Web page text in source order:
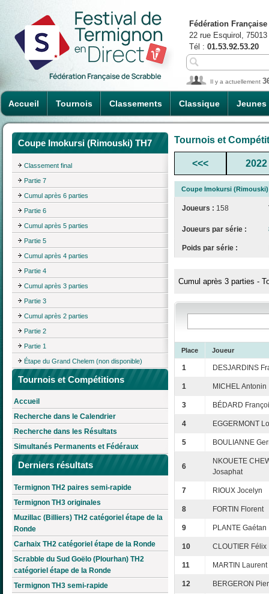
Accueil Tournois Classements Classique Jeunes
Fédération
22 rue Esquirol,
Tél : 01.53.92.53.20
Il y a actuellement
Coupe Imokursi (Rimouski) TH7
Classement final
Partie 7
Cumul après 6 parties
Partie 6
Cumul après 5 parties
Partie 5
Cumul après 4 parties
Partie 4
Cumul après 3 parties
Partie 3
Cumul après 2 parties
Partie 2
Partie 1
Étape du Grand Chelem (non disponible)
Tournois et Compétitions
Accueil
Recherche dans le Calendrier
Recherche dans les Résultats
Simultanés Permanents et Fédéraux
Derniers résultats
Termignon TH2 paires semi-rapide
Termignon TH3 originales
Muzillac (Billiers) TH2 catégoriel étape de la
Ronde
Carhaix TH2 catégoriel étape de la Ronde
Scrabble du Sud Goëlo (Plourhan) TH2
catégoriel étape de la Ronde
Termignon TH3 semi-rapide
Tournois et
<<< 2022
Coupe Imokursi (Rimouski)
Joueurs : 158
Joueurs par série :
Poids par série :
Cumul après 3 parties -
Place Joueur
1 DESJARDINS
1 MICHEL Antonin
3 BÉDARD
4 EGGERMONT
5 BOULIANNE
6
NKOUETE
Josaphat
7 RIOUX Jocelyn
8 FORTIN Florent
9 PLANTE Gaétan
10 CLOUTIER Félix
11 MARTIN Laurent
12 BERGERON